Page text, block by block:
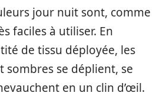
jour nuit sont, comme
faciles à utiliser. En
de tissu déployée, les
sombres se déplient, se
en un clin d’œil.